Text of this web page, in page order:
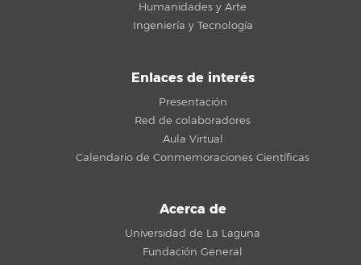
Humanidades y Arte
Ingeniería y Tecnología
Enlaces de interés
Presentación
Red de colaboradores
Aula Virtual
Calendario de Conmemoraciones Científicas
Acerca de
Universidad de La Laguna
Fundación General